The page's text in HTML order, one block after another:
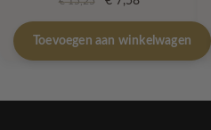
prijs
was:
€ 15,25.
prijs
is:
€ 7,58.
Toevoegen aan winkelwagen